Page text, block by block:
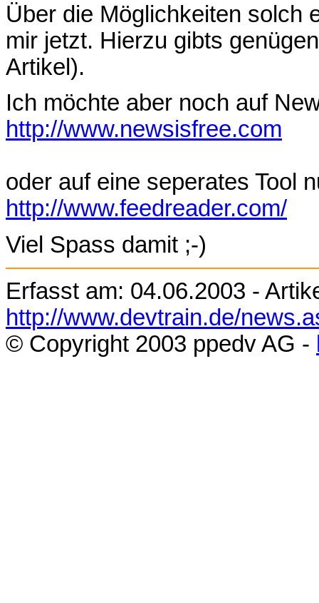
Über die Möglichkeiten solch
mir jetzt. Hierzu gibts
Artikel).
Ich möchte aber noch auf
http://www.newsisfree.com
oder auf eine seperates Tool
http://www.feedreader.com/
Viel Spass damit ;-)
Erfasst am: 04.06.2003 -
http://www.devtrain.de/
© Copyright 2003 ppedv AG -